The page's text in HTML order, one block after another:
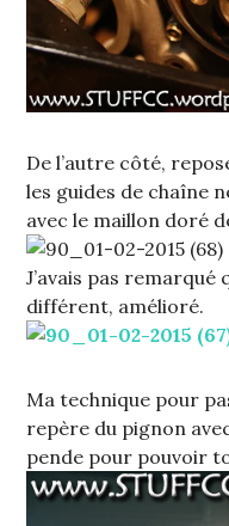
De l’autre côté,
les guides de chaîne
avec le maillon doré
J’avais pas
différent, amélioré.
Ma technique pour
repère du pignon
pende pour pouvoir